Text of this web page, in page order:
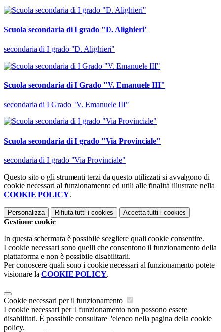
Scuola secondaria di I grado "D. Alighieri"
secondaria di I grado "D. Alighieri"
Scuola secondaria di I Grado "V. Emanuele III"
secondaria di I Grado "V. Emanuele III"
Scuola secondaria di I grado "Via Provinciale"
secondaria di I grado "Via Provinciale"
Questo sito o gli strumenti terzi da questo utilizzati si avvalgono di
cookie necessari al funzionamento ed utili alle finalità illustrate nella
COOKIE POLICY.
Personalizza Rifiuta tutti i cookies Accetta tutti i cookies
Gestione cookie
In questa schermata è possibile scegliere quali cookie consentire.
I cookie necessari sono quelli che consentono il funzionamento della
piattaforma e non è possibile disabilitarli.
Per conoscere quali sono i cookie necessari al funzionamento potete
visionare la COOKIE POLICY.
Cookie necessari per il funzionamento
I cookie necessari per il funzionamento non possono essere
disabilitati. È possibile consultare l'elenco nella pagina della cookie
policy.